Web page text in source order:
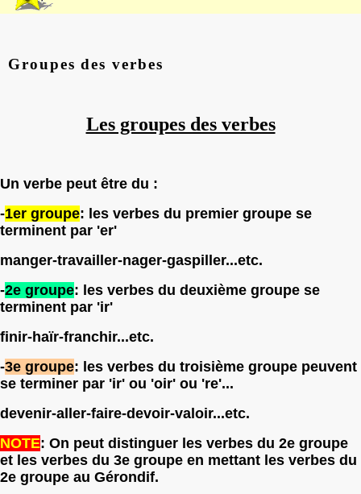
Groupes des verbes
Les groupes des verbes
Un verbe peut être du :
-1er groupe: les verbes du premier groupe se
terminent par 'er'
manger-travailler-nager-gaspiller...etc.
-2e groupe: les verbes du deuxième groupe se
terminent par 'ir'
finir-haïr-franchir...etc.
-3e groupe: les verbes du troisième groupe peuvent
se terminer par 'ir' ou 'oir' ou 're'...
devenir-aller-faire-devoir-valoir...etc.
NOTE: On peut distinguer les verbes du 2e groupe
et les verbes du 3e groupe en mettant les verbes du
2e groupe au Gérondif.